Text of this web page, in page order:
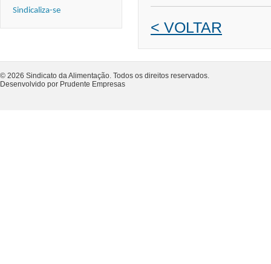
Sindicaliza-se
< VOLTAR
© 2026 Sindicato da Alimentação. Todos os direitos reservados.
Desenvolvido por Prudente Empresas